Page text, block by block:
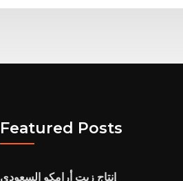
Featured Posts
إنتاج زيت أرامكو السعودي